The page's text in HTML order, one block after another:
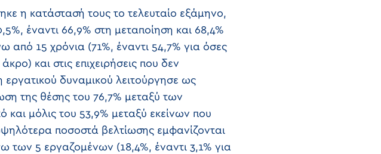
η κατάστασή τους το τελευταίο εξάμηνο,
έναντι 66,9% στη μεταποίηση και 68,4%
από 15 χρόνια (71%, έναντι 54,7% για όσες
και στις επιχειρήσεις που δεν
δυναμικού λειτούργησε ως
της θέσης του 76,7% μεταξύ των
μόλις του 53,9% μεταξύ εκείνων που
ποσοστά βελτίωσης εμφανίζονται
των 5 εργαζομένων (18,4%, έναντι 3,1% για